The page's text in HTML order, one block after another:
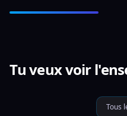
Tu veux voir
Tous